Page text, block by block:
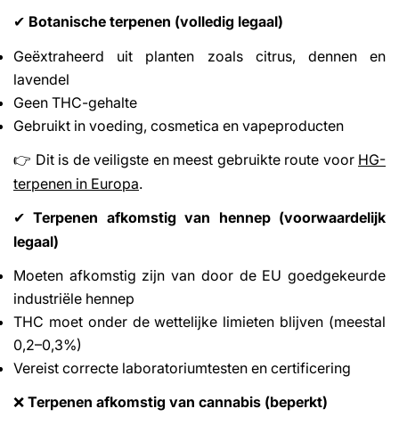
✔ Botanische terpenen (volledig legaal)
Geëxtraheerd uit planten zoals citrus, dennen en
lavendel
Geen THC-gehalte
Gebruikt in voeding, cosmetica en vapeproducten
👉 Dit is de veiligste en meest gebruikte route voor HG-
terpenen in Europa.
✔
Terpenen afkomstig van hennep (voorwaardelijk
legaal)
Moeten afkomstig zijn van door de EU goedgekeurde
industriële hennep
THC moet onder de wettelijke limieten blijven (meestal
0,2–0,3%)
Vereist correcte laboratoriumtesten en certificering
❌ Terpenen afkomstig van cannabis (beperkt)